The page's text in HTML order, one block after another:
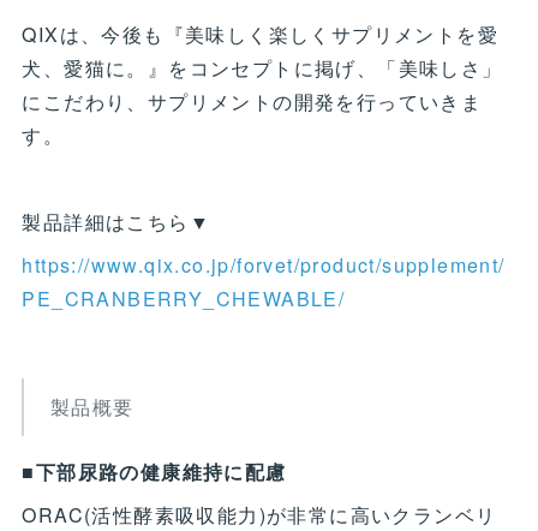
QIXは、今後も『美味しく楽しくサプリメントを愛
犬、愛猫に。』をコンセプトに掲げ、「美味しさ」
にこだわり、サプリメントの開発を行っていきま
す。
製品詳細はこちら▼
https://www.qix.co.jp/forvet/product/supplement/
PE_CRANBERRY_CHEWABLE/
製品概要
■下部尿路の健康維持に配慮
ORAC(活性酵素吸収能力)が非常に高いクランベリ